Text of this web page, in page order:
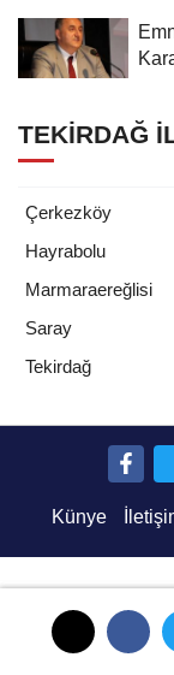
TEKIRDAĞ
Çerkezköy
Hayrabolu
Marmaraereğlisi
Saray
Tekirdağ
Künye